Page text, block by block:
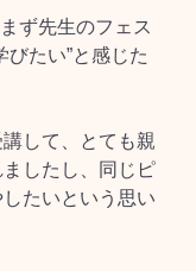
ず先生のフェス
びたい”と感じた
して、とても親
したし、同じピ
たいという思い